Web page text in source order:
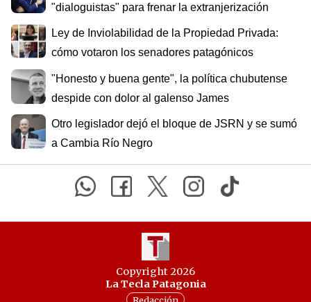
"dialoguistas" para frenar la extranjerización
Ley de Inviolabilidad de la Propiedad Privada:
cómo votaron los senadores patagónicos
"Honesto y buena gente", la política chubutense
despide con dolor al galenso James
Otro legislador dejó el bloque de JSRN y se sumó
a Cambia Río Negro
Copyright 2026
La Tecla Patagonia
Redacción